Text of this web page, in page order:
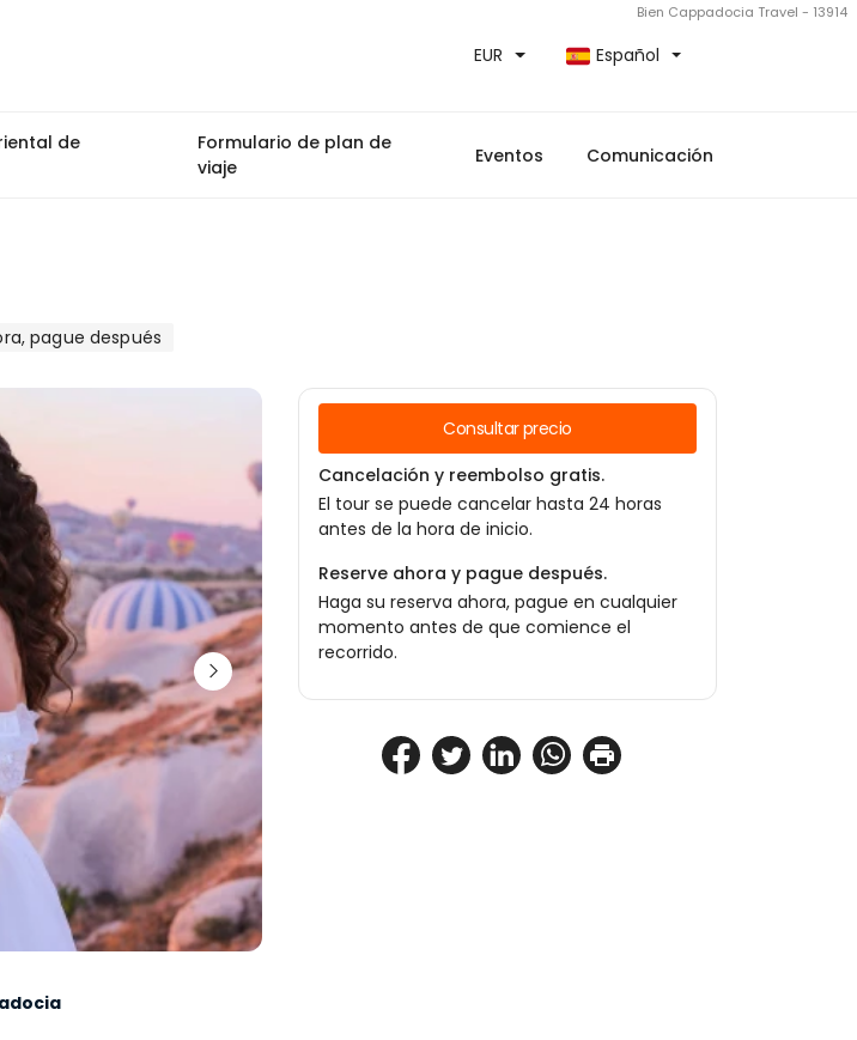
Bien Cappadocia Travel - 13914
EUR Español
de
Formulario de plan de
viaje
Eventos Comunicación
pague después
Consultar precio
Cancelación y reembolso gratis.
El tour se puede cancelar hasta 24 horas
antes de la hora de inicio.
Reserve ahora y pague después.
Haga su reserva ahora, pague en cualquier
momento antes de que comience el
recorrido.